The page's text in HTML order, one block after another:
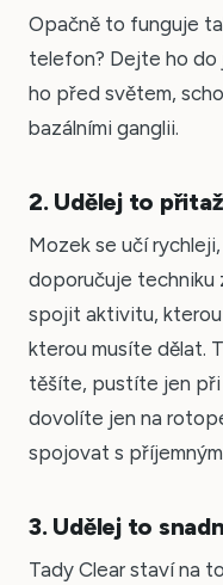
Opačně to funguje
telefon? Dejte ho
ho před světem,
bazálními ganglii.
2. Udělej to
Mozek se učí
doporučuje techniku
spojit aktivitu,
kterou musíte dělat.
těšíte, pustíte jen při
dovolíte jen na
spojovat s
3. Udělej to
Tady Clear staví na